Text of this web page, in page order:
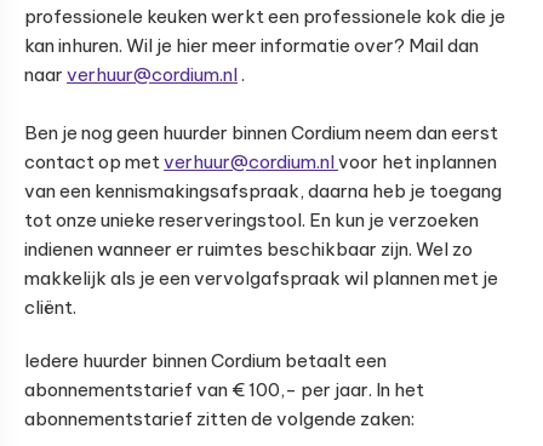
professionele keuken werkt een professionele kok die je
kan inhuren. Wil je hier meer informatie over? Mail dan
naar verhuur@cordium.nl.
Ben je nog geen huurder binnen Cordium neem dan eerst
contact op metverhuur@cordium.nlvoor het inplannen
van een kennismakingsafspraak, daarna heb je toegang
tot onze unieke reserveringstool. En kun je verzoeken
indienen wanneer er ruimtes beschikbaar zijn. Wel zo
makkelijk als je een vervolgafspraak wil plannen met je
cliënt.
Iedere huurder binnen Cordium betaalt een
abonnementstarief van € 100,- per jaar. In het
abonnementstarief zitten de volgende zaken: